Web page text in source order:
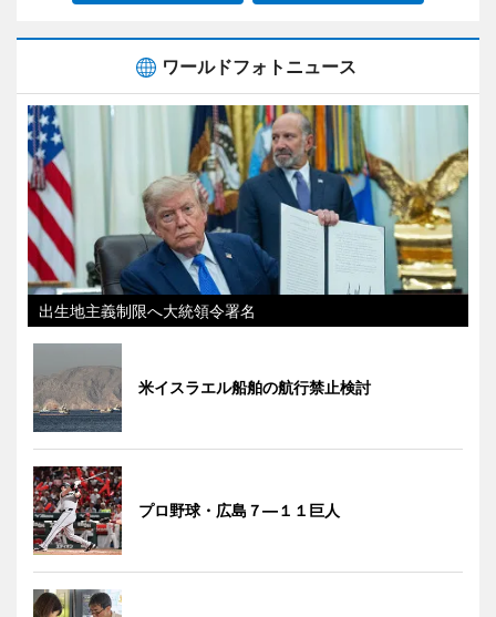
ワールドフォトニュース
出生地主義制限へ大統領令署名
米イスラエル船舶の航行禁止検討
プロ野球・広島７―１１巨人